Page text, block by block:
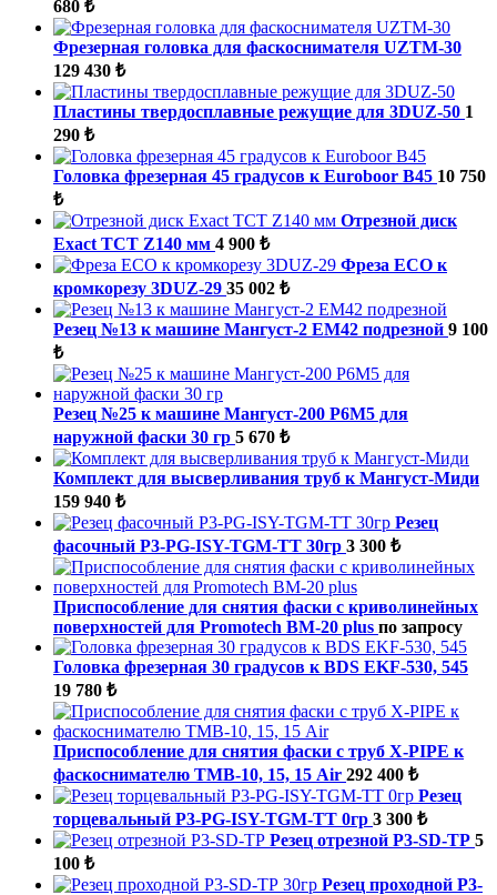
680 ₺
Фрезерная головка для фаскоснимателя UZTM-30
129 430 ₺
Пластины твердосплавные режущие для 3DUZ-50 1
290 ₺
Головка фрезерная 45 градусов к Euroboor B45 10 750
₺
Отрезной диск
Exact TCT Z140 мм 4 900 ₺
Фреза ECO к
кромкорезу 3DUZ-29 35 002 ₺
Резец №13 к машине Мангуст-2 ЕМ42 подрезной 9 100
₺
Резец №25 к машине Мангуст-200 Р6М5 для
наружной фаски 30 гр 5 670 ₺
Комплект для высверливания труб к Мангуст-Миди
159 940 ₺
Резец
фасочный P3-PG-ISY-TGM-ТТ 30гр 3 300 ₺
Приспособление для снятия фаски с криволинейных
поверхностей для Promotech BM-20 plus по запросу
Головка фрезерная 30 градусов к BDS EKF-530, 545
19 780 ₺
Приспособление для снятия фаски с труб X-PIPE к
фаскоснимателю ТМВ-10, 15, 15 Air 292 400 ₺
Резец
торцевальный P3-PG-ISY-TGM-ТТ 0гр 3 300 ₺
Резец отрезной P3-SD-ТР 5
100 ₺
Резец проходной P3-